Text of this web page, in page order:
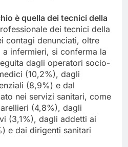
è quella dei tecnici della
dei tecnici della
contagi denunciati, oltre
a infermieri, si conferma la
dagli operatori socio-
(10,2%), dagli
(8,9%) e dal
nei servizi sanitari, come
(4,8%), dagli
(3,1%), dagli addetti ai
e dai dirigenti sanitari